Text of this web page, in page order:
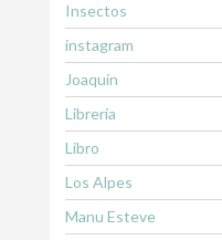
Insectos
instagram
Joaquín
Librería
Libro
Los Alpes
Manu Esteve